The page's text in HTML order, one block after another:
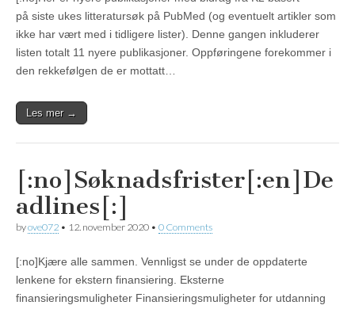
på siste ukes litteratursøk på PubMed (og eventuelt artikler som
ikke har vært med i tidligere lister). Denne gangen inkluderer
listen totalt 11 nyere publikasjoner. Oppføringene forekommer i
den rekkefølgen de er mottatt…
Les mer →
[:no]Søknadsfrister[:en]De
adlines[:]
byove072 • 12. november 2020 • 0 Comments
[:no]Kjære alle sammen. Vennligst se under de oppdaterte
lenkene for ekstern finansiering. Eksterne
finansieringsmuligheter Finansieringsmuligheter for utdanning